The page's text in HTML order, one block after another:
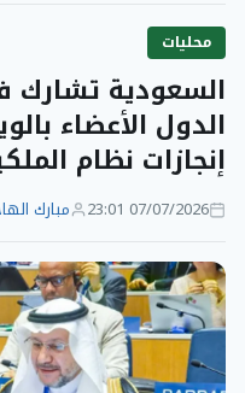
محليات
السعودية تشارك
الدول الأعضاء
إنجازات نظام
07/07/2026 23:01 مبارك